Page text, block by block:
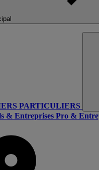
PARTICULIERS
& Entreprises Pro &